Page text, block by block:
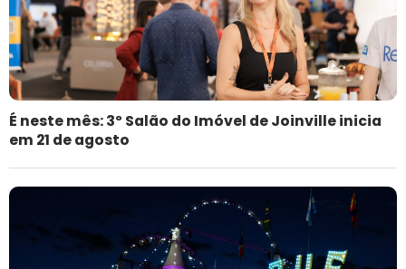
É neste mês: 3º Salão do Imóvel de Joinville inicia
em 21 de agosto